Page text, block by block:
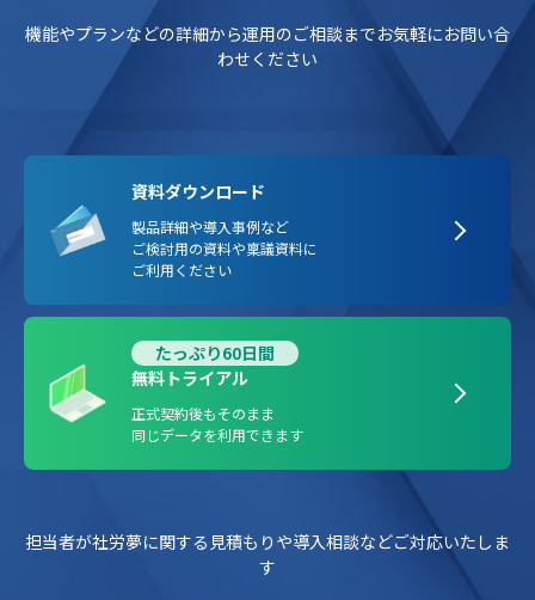
機能やプランなどの詳細から運用のご相談までお気軽にお問い合
わせください
資料ダウンロード
製品詳細や導入事例など
ご検討用の資料や稟議資料に
ご利用ください
たっぷり60日間
無料トライアル
正式契約後もそのまま
同じデータを利用できます
担当者が社労夢に関する見積もりや導入相談などご対応いたしま
す